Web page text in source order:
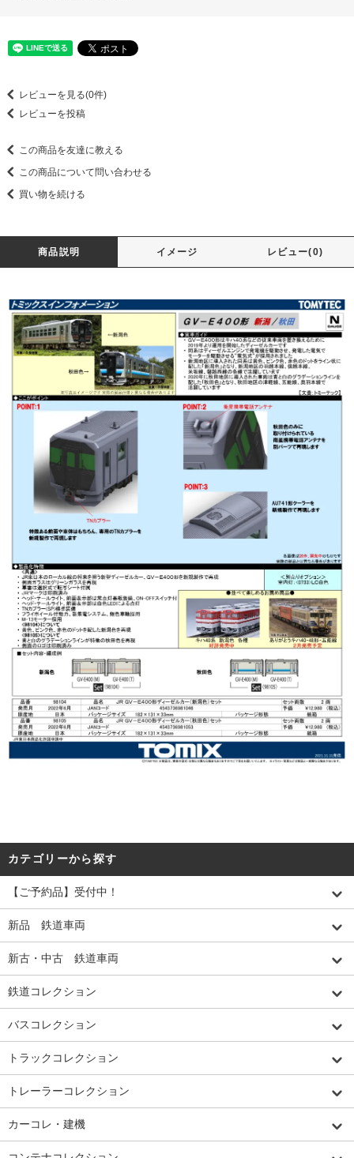
レビューを見る(0件)
レビューを投稿
この商品を友達に教える
この商品について問い合わせる
買い物を続ける
商品説明 イメージ レビュー(0)
カテゴリーから探す
【ご予約品】受付中！
新品 鉄道車両
新古・中古 鉄道車両
鉄道コレクション
バスコレクション
トラックコレクション
トレーラーコレクション
カーコレ・建機